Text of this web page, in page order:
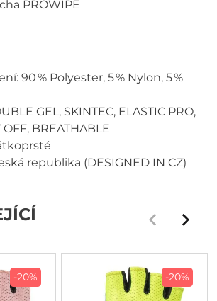
PROWIPE
90 % Polyester, 5 % Nylon, 5 %
GEL, SKINTEC, ELASTIC PRO,
BREATHABLE
republika (DESIGNED IN CZ)
-20% -20%